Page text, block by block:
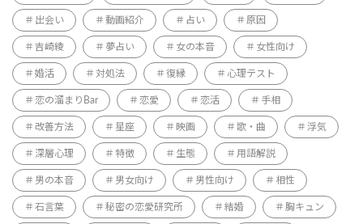
出会い 動画紹介 占い 原因
吉崎綾 夢占い 女の本音 女性向け
婚活 対処法 復縁 心理テスト
恋の溜まりBar 恋愛 恋活 手相
改善方法 星座 映画 歌・曲 浮気
深層心理 特徴 生態 用語解説
男の本音 男女向け 男性向け 相性
石言葉 秘密の恋愛研究所 結婚 胸キュン